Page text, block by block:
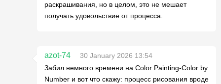
раскрашивания, но в целом, это не мешает
получать удовольствие от процесса.
azot-74
30 January 2026 13:54
Забил немного времени на Color Painting-Color by
Number и вот что скажу: процесс рисования вроде